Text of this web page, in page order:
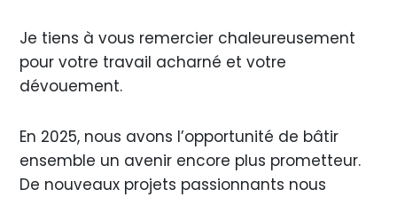
Je tiens à vous remercier chaleureusement
pour votre travail acharné et votre
dévouement.
En 2025, nous avons l’opportunité de bâtir
ensemble un avenir encore plus prometteur.
De nouveaux projets passionnants nous